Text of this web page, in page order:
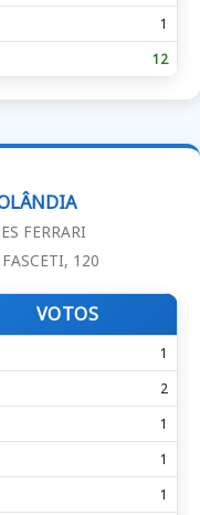
1
12
FERRARI
120
VOTOS
1
2
1
1
1